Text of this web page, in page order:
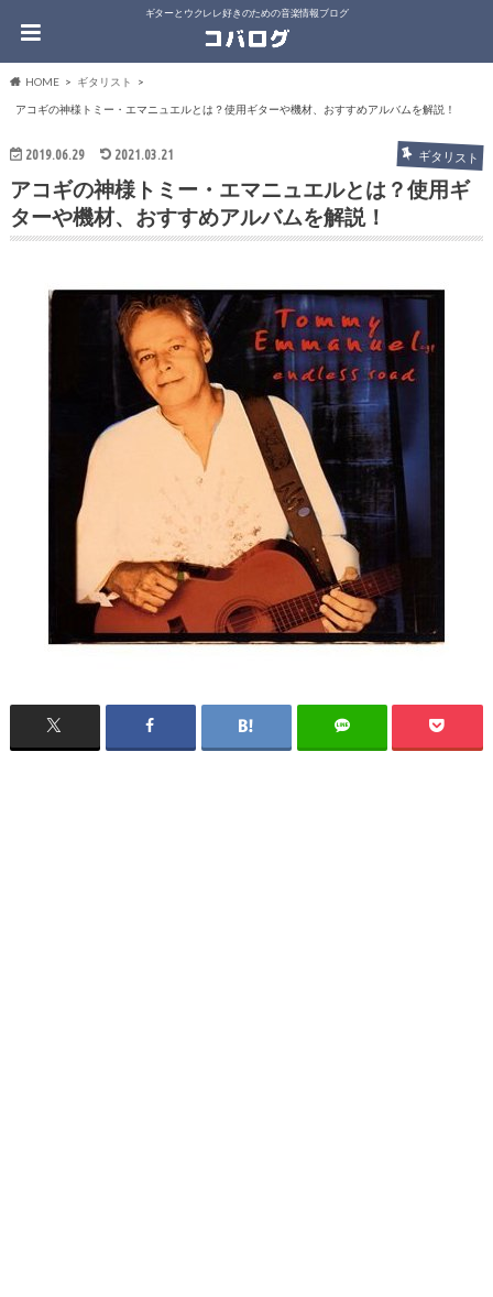
ギターとウクレレ好きのための音楽情報ブログ
HOME ギタリスト
アコギの神様トミー・エマニュエルとは？使用ギターや機材、おすすめアルバムを解説！
2019.06.29 2021.03.21 ギタリスト
アコギの神様トミー・エマニュエルとは？使用ギ
ターや機材、おすすめアルバムを解説！